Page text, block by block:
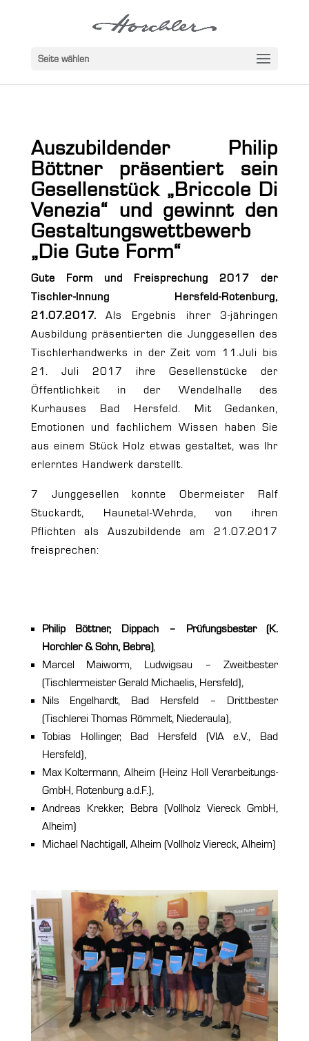
Seite wählen
Auszubildender Philip
Böttner präsentiert sein
Gesellenstück „Briccole Di
Venezia“ und gewinnt den
Gestaltungswettbewerb
„Die Gute Form“
Gute Form und Freisprechung 2017 der
Tischler-Innung Hersfeld-Rotenburg,
21.07.2017. Als Ergebnis ihrer 3-jähringen
Ausbildung präsentierten die Junggesellen des
Tischlerhandwerks in der Zeit vom 11.Juli bis
21. Juli 2017 ihre Gesellenstücke der
Öffentlichkeit in der Wendelhalle des
Kurhauses Bad Hersfeld. Mit Gedanken,
Emotionen und fachlichem Wissen haben Sie
aus einem Stück Holz etwas gestaltet, was Ihr
erlerntes Handwerk darstellt.
7 Junggesellen konnte Obermeister Ralf
Stuckardt, Haunetal-Wehrda, von ihren
Pflichten als Auszubildende am 21.07.2017
freisprechen:
Philip Böttner, Dippach – Prüfungsbester (K.
Horchler & Sohn, Bebra),
Marcel Maiworm, Ludwigsau – Zweitbester
(Tischlermeister Gerald Michaelis, Hersfeld),
Nils Engelhardt, Bad Hersfeld – Drittbester
(Tischlerei Thomas Römmelt, Niederaula),
Tobias Hollinger, Bad Hersfeld (VIA e.V., Bad
Hersfeld),
Max Koltermann, Alheim (Heinz Holl Verarbeitungs-
GmbH, Rotenburg a.d.F.),
Andreas Krekker, Bebra (Vollholz Viereck GmbH,
Alheim)
Michael Nachtigall, Alheim (Vollholz Viereck, Alheim)